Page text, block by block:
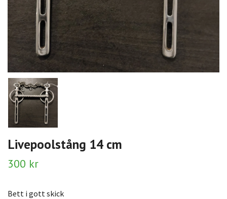
Livepoolstång 14 cm
300 kr
Bett i gott skick